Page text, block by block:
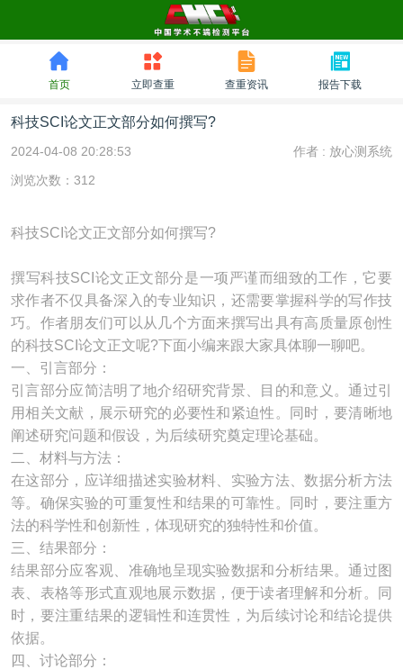
首页 立即查重 查重资讯 报告下载
科技SCI论文正文部分如何撰写?
2024-04-08 20:28:53 作者 : 放心测系统
浏览次数：312
科技SCI论文正文部分如何撰写?
撰写科技SCI论文正文部分是一项严谨而细致的工作，它要
求作者不仅具备深入的专业知识，还需要掌握科学的写作技
巧。作者朋友们可以从几个方面来撰写出具有高质量原创性
的科技SCI论文正文呢?下面小编来跟大家具体聊一聊吧。
一、引言部分：
引言部分应简洁明了地介绍研究背景、目的和意义。通过引
用相关文献，展示研究的必要性和紧迫性。同时，要清晰地
阐述研究问题和假设，为后续研究奠定理论基础。
二、材料与方法：
在这部分，应详细描述实验材料、实验方法、数据分析方法
等。确保实验的可重复性和结果的可靠性。同时，要注重方
法的科学性和创新性，体现研究的独特性和价值。
三、结果部分：
结果部分应客观、准确地呈现实验数据和分析结果。通过图
表、表格等形式直观地展示数据，便于读者理解和分析。同
时，要注重结果的逻辑性和连贯性，为后续讨论和结论提供
依据。
四、讨论部分：